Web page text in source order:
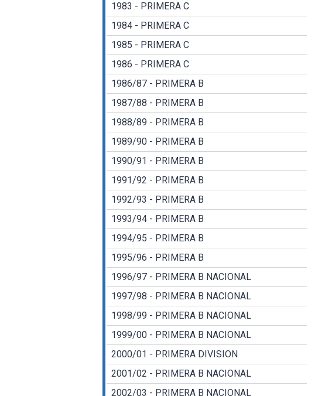
1983 - PRIMERA C
1984 - PRIMERA C
1985 - PRIMERA C
1986 - PRIMERA C
1986/87 - PRIMERA B
1987/88 - PRIMERA B
1988/89 - PRIMERA B
1989/90 - PRIMERA B
1990/91 - PRIMERA B
1991/92 - PRIMERA B
1992/93 - PRIMERA B
1993/94 - PRIMERA B
1994/95 - PRIMERA B
1995/96 - PRIMERA B
1996/97 - PRIMERA B NACIONAL
1997/98 - PRIMERA B NACIONAL
1998/99 - PRIMERA B NACIONAL
1999/00 - PRIMERA B NACIONAL
2000/01 - PRIMERA DIVISION
2001/02 - PRIMERA B NACIONAL
2002/03 - PRIMERA B NACIONAL